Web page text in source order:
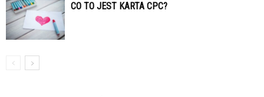
CO TO JEST KARTA CPC?